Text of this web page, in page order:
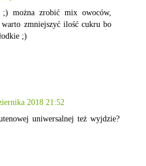
;) można zrobić mix owoców,
warto zmniejszyć ilość cukru bo
;)
2018 21:52
uniwersalnej też wyjdzie?